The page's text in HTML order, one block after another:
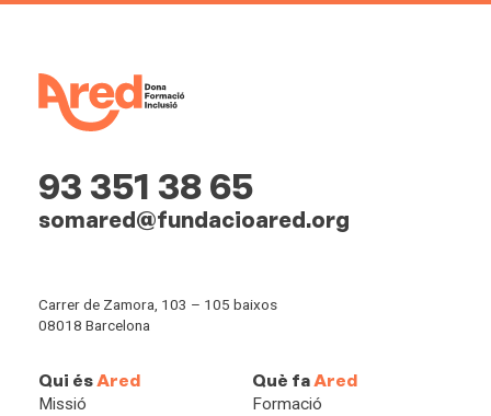
93 351 38 65
somared@fundacioared.org
Carrer de Zamora, 103 – 105 baixos
08018 Barcelona
Qui ésAred
Missió
Què faAred
Formació